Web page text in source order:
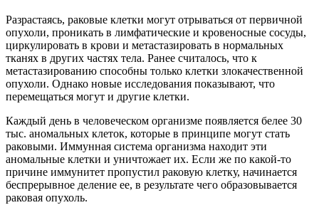
Разрастаясь, раковые клетки могут отрываться от первичной
опухоли, проникать в лимфатические и кровеносные сосуды,
циркулировать в крови и метастазировать в нормальных
тканях в других частях тела. Ранее считалось, что к
метастазированию способны только клетки злокачественной
опухоли. Однако новые исследования показывают, что
перемещаться могут и другие клетки.
Каждый день в человеческом организме появляется белее 30
тыс. аномальных клеток, которые в принципе могут стать
раковыми. Иммунная система организма находит эти
аномальные клетки и уничтожает их. Если же по какой-то
причине иммунитет пропустил раковую клетку, начинается
беспрерывное деление ее, в результате чего образовывается
раковая опухоль.